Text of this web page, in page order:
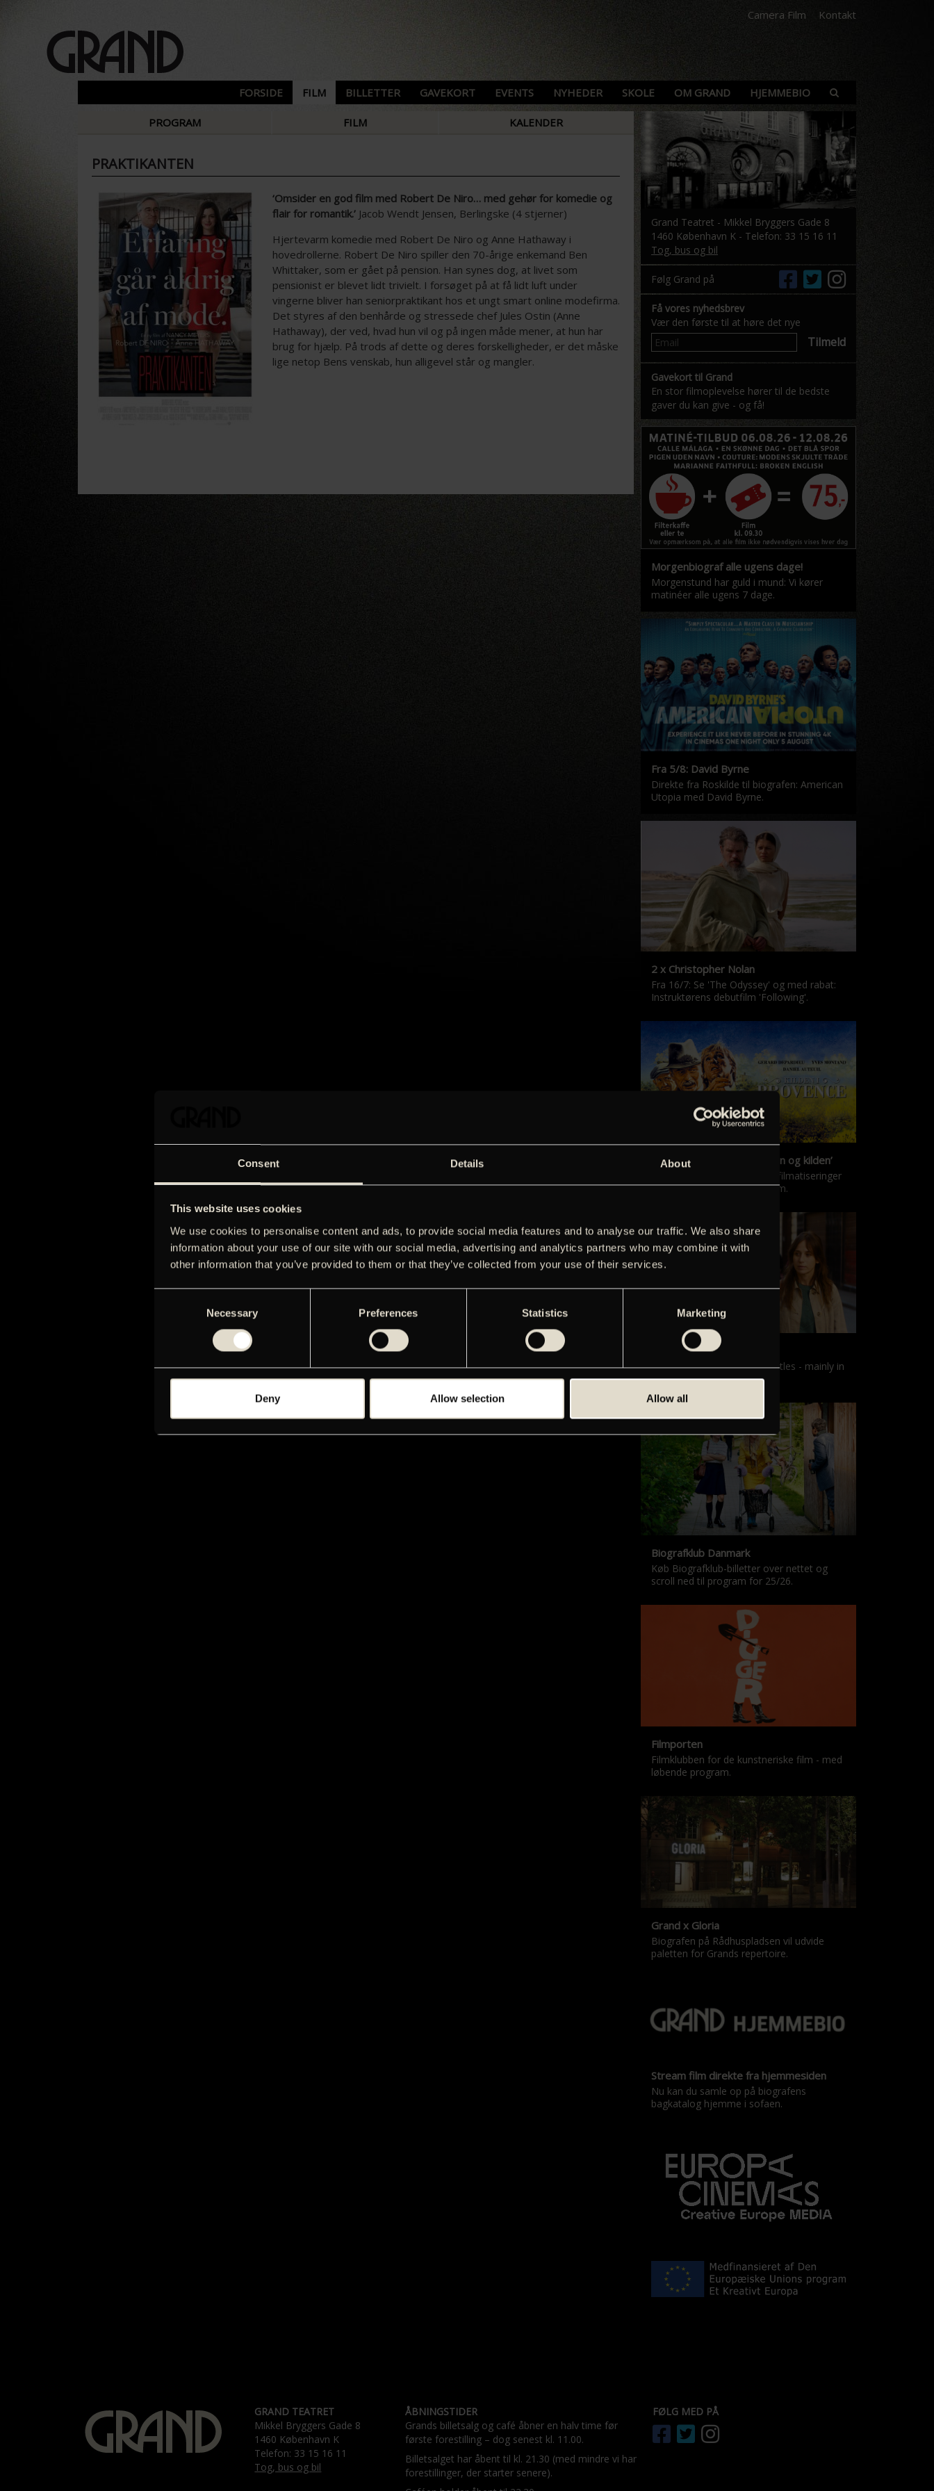
Consent Details About
This website uses cookies
We use cookies to personalise content and ads, to provide social media features and to analyse our traffic. We also share
information about your use of our site with our social media, advertising and analytics partners who may combine it with
other information that you’ve provided to them or that they’ve collected from your use of their services.
Necessary Preferences Statistics Marketing
Deny Allow selection Allow all
Camera Film Kontakt
FORSIDE FILM BILLETTER GAVEKORT EVENTS NYHEDER SKOLE OM GRAND HJEMMEBIO
PROGRAM FILM KALENDER
PRAKTIKANTEN
‘Omsider en god film med Robert De Niro… med gehør for komedie og
flair for romantik.’Jacob Wendt Jensen, Berlingske (4 stjerner)
Hjertevarm komedie med Robert De Niro og Anne Hathaway i
hovedrollerne. Robert De Niro spiller den 70-årige enkemand Ben
Whittaker, som er gået på pension. Han synes dog, at livet som
pensionist er blevet lidt trivielt. I forsøget på at få lidt luft under
vingerne bliver han seniorpraktikant hos et ungt smart online modefirma.
Det styres af den benhårde og stressede chef Jules Ostin (Anne
Hathaway), der ved, hvad hun vil og på ingen måde mener, at hun har
brug for hjælp. På trods af dette og deres forskelligheder, er det måske
lige netop Bens venskab, hun alligevel står og mangler.
Grand Teatret - Mikkel Bryggers Gade 8
1460 København K - Telefon: 33 15 16 11
Tog, bus og bil
Følg Grand på
Få vores nyhedsbrev
Vær den første til at høre det nye
Tilmeld
Gavekort til Grand
En stor filmoplevelse hører til de bedste
gaver du kan give - og få!
Morgenbiograf alle ugens dage!
Morgenstund har guld i mund: Vi kører
matinéer alle ugens 7 dage.
Fra 5/8: David Byrne
Direkte fra Roskilde til biografen: American
Utopia med David Byrne.
2 x Christopher Nolan
Fra 16/7: Se 'The Odyssey' og med rabat:
Instruktørens debutfilm 'Following'.
‘Kilden i Provence’ & ‘Manon og kilden’
De klassiske Marcel Pagnol-filmatiseringer
er tilbage i nyrestaureret form.
Films with English subtitles
Screenings with English subtitles - mainly in
our sister cinema, Gloria.
Biografklub Danmark
Køb Biografklub-billetter over nettet og
scroll ned til program for 25/26.
Filmporten
Filmklubben for de kunstneriske film - med
løbende program.
Grand x Gloria
Biografen på Rådhuspladsen vil udvide
paletten for Grands repertoire.
Stream film direkte fra hjemmesiden
Nu kan du samle op på biografens
bagkatalog hjemme i sofaen.
GRAND TEATRET
Mikkel Bryggers Gade 8
1460 København K
Telefon: 33 15 16 11
Tog, bus og bil
ÅBNINGSTIDER
Grands billetsalg og café åbner en halv time før
første forestilling – dog senest kl. 11.00.
Billetsalget har åbent til kl. 21.30 (med mindre vi har
forestillinger, der starter senere).
FØLG MED PÅ